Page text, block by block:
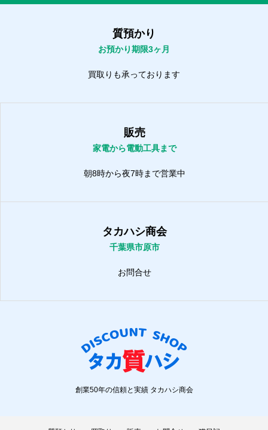
質預かり
お預かり期限3ヶ月
買取りも承っております
販売
家電から電動工具まで
朝8時から夜7時まで営業中
タカハシ商会
千葉県市原市
お問合せ
創業50年の信頼と実績 タカハシ商会